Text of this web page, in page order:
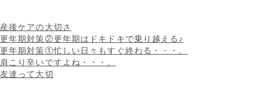
産後ケアの大切さ
更年期対策②更年期はドキドキで乗り越える♪
更年期対策①忙しい日々もすぐ終わる・・・。
肩こり辛いですよね・・・。
友達って大切